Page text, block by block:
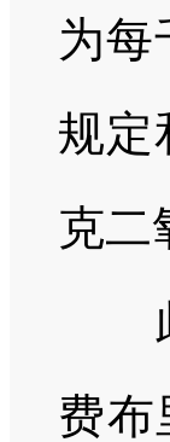
为每
规定
克二
此
费布